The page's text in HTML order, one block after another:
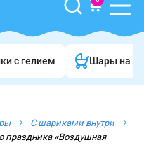
c гелием Шары на
С шариками внутри
праздника «Воздушная